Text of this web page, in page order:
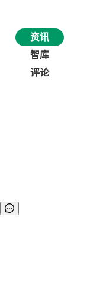
资讯
智库
评论